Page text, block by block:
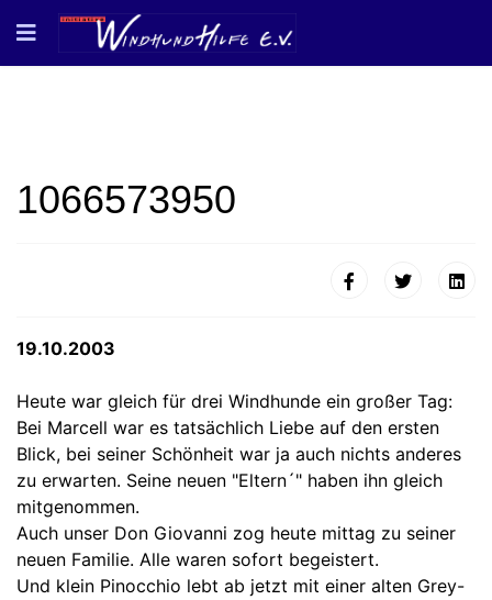
1066573950
19.10.2003
Heute war gleich für drei Windhunde ein großer Tag:
Bei Marcell war es tatsächlich Liebe auf den ersten
Blick, bei seiner Schönheit war ja auch nichts anderes
zu erwarten. Seine neuen "Eltern´" haben ihn gleich
mitgenommen.
Auch unser Don Giovanni zog heute mittag zu seiner
neuen Familie. Alle waren sofort begeistert.
Und klein Pinocchio lebt ab jetzt mit einer alten Grey-